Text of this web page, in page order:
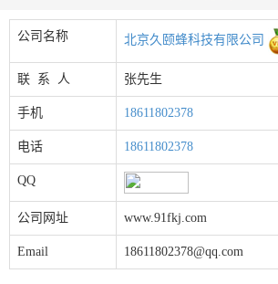
公司名称 北京久颐蜂科技有限公司
联 系 人 张先生
手机 18611802378
电话 18611802378
QQ
公司网址 www.91fkj.com
Email 18611802378@qq.com